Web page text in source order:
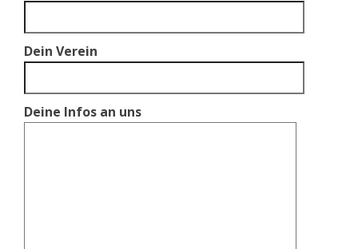
Dein Verein
Deine Infos an uns